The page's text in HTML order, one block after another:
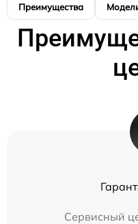
Преимущества
Сервисный